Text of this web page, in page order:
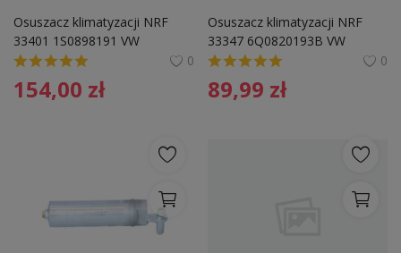
Wyprzedaż
Schowek
Language
Osuszacz klimatyzacji NRF
33401 1S0898191 VW
0
154,00 zł
Osuszacz klimatyzacji NRF
33347 6Q0820193B VW
0
89,99 zł